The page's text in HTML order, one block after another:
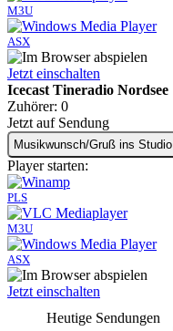
M3U
ASX
Jetzt einschalten
Icecast Tineradio Nordsee
Zuhörer: 0
Jetzt auf Sendung
Musikwunsch/Gruß ins Studio
Player starten:
PLS
M3U
ASX
Jetzt einschalten
Heutige Sendungen